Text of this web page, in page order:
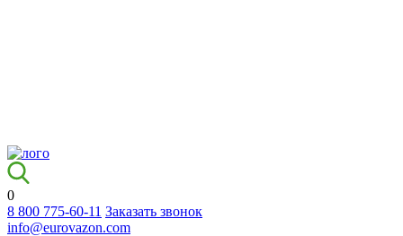
0
8 800 775-60-11 Заказать звонок
info@eurovazon.com